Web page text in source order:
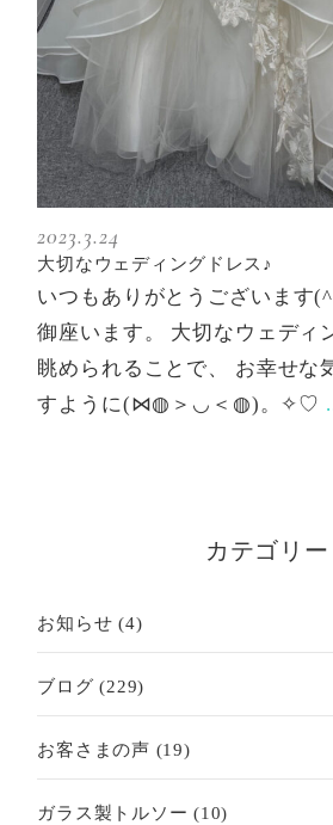
2023.3.24
大切なウェディングドレス♪
いつもありがとうございます
御座います。 大切なウェディ
眺められることで、 お幸せな
すように(⋈◍＞◡＜◍)。✧♡
カテゴリー
お知らせ (4)
ブログ (229)
お客さまの声 (19)
ガラス製トルソー (10)